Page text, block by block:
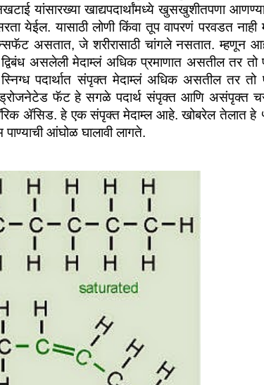
यांसारख्या खाद्यपदार्थांमध्ये खुसखुशीतपणा
यासाठी लोणी किंवा तूप वापरणं परवडत नाही
असतात, जे शरीरासाठी चांगले नसतात. म्हणून
असलेली मेदाम्लं अधिक प्रमाणात असतील तर तो
स्निग्ध पदार्थात संपृक्त मेदाम्लं अधिक असतील तर तो
फॅट हे सगळे पदार्थ संपृक्त आणि असंपृक्त
ॲसिड. हे एक संपृक्त मेदाम्ल आहे. खोबरेल तेलात हे
आंघोळ घालावी लागते.